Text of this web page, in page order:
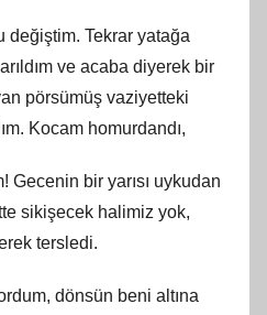
değiştim. Tekrar yatağa
ve acaba diyerek bir
pörsümüş vaziyetteki
Kocam homurdandı,
Gecenin bir yarısı uykudan
sikişecek halimiz yok,
tersledi.
dönsün beni altına